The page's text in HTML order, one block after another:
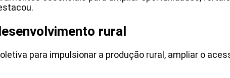
rural
para impulsionar a produção rural, ampliar o